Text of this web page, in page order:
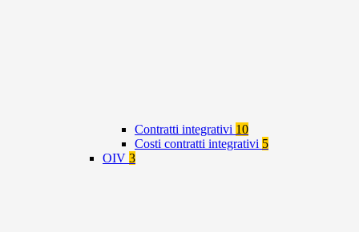
Contratti integrativi 10
Costi contratti integrativi 5
OIV 3